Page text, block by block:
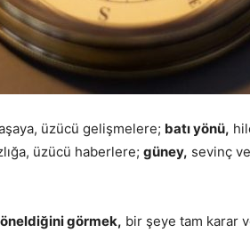
üzücü gelişmelere; batı yönü,
üzücü haberlere; güney, sevinç
görmek, bir şeye tam karar